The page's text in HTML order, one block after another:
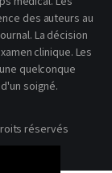
des auteurs au
La décision
clinique. Les
quelconque
soigné.
réservés